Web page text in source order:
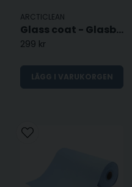
ARCTICLEAN
Glass coat - Glasbehandling
299 kr
LÄGG I VARUKORGEN